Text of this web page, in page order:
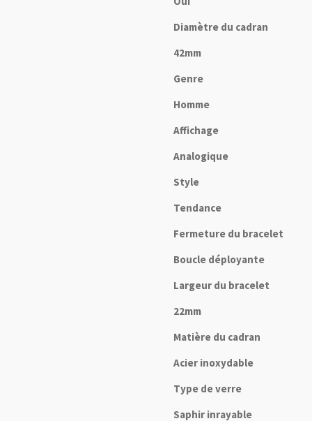
Diamètre du cadran
42mm
Genre
Homme
Affichage
Analogique
Style
Tendance
Fermeture du bracelet
Boucle déployante
Largeur du bracelet
22mm
Matière du cadran
Acier inoxydable
Type de verre
Saphir inrayable